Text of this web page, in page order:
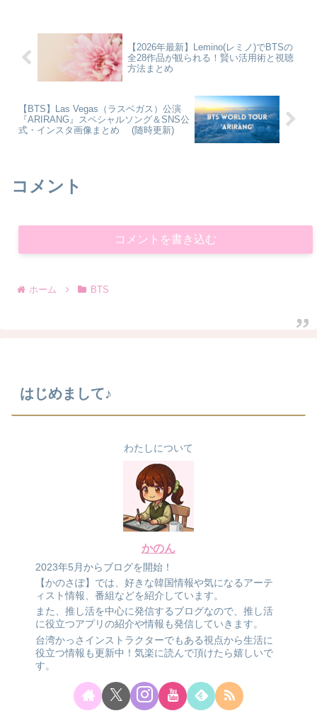
【2026年最新】Lemino(レミノ)でBTSの
全28作品が観られる！賢い活用術と視聴
方法まとめ
【BTS】Las Vegas（ラスベガス）公演
『ARIRANG』スペシャルソング＆SNS公
式・インスタ画像まとめ (随時更新)
コメント
コメントを書き込む
ホーム BTS
はじめまして♪
わたしについて
かのん
2023年5月からブログを開始！
【かのさぽ】では、好きな韓国情報や気になるアーテ
ィスト情報、番組などを紹介しています。
また、推し活を中心に発信するブログなので、推し活
に役立つアプリの紹介や情報も発信していきます。
台湾かっさインストラクターでもある視点から生活に
役立つ情報も更新中！気楽に読んで頂けたら嬉しいで
す。